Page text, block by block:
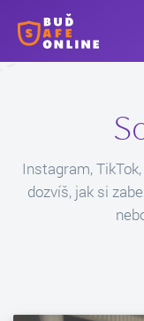
Instagram,
dozvíš, jak si